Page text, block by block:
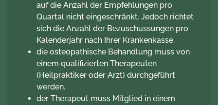
auf die Anzahl der Empfehlungen pro
Quartal nicht eingeschränkt. Jedoch richtet
sich die Anzahl der Bezuschussungen pro
Kalenderjahr nach Ihrer Krankenkasse.
die osteopathische Behandlung muss von
einem qualifizierten Therapeuten
(Heilpraktiker oder Arzt) durchgeführt
werden.
der Therapeut muss Mitglied in einem